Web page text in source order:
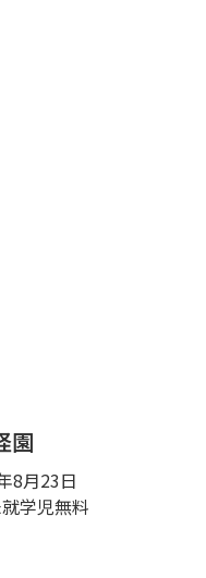
園
8月23日
学児無料